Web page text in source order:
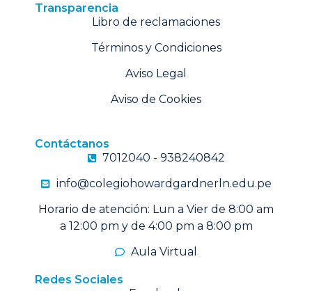
Transparencia
Libro de reclamaciones
Términos y Condiciones
Aviso Legal
Aviso de Cookies
Contáctanos
7012040 - 938240842
info@colegiohowardgardnerln.edu.pe
Horario de atención: Lun a Vier de 8:00 am
a 12:00 pm y de 4:00 pm a 8:00 pm
Aula Virtual
Redes Sociales